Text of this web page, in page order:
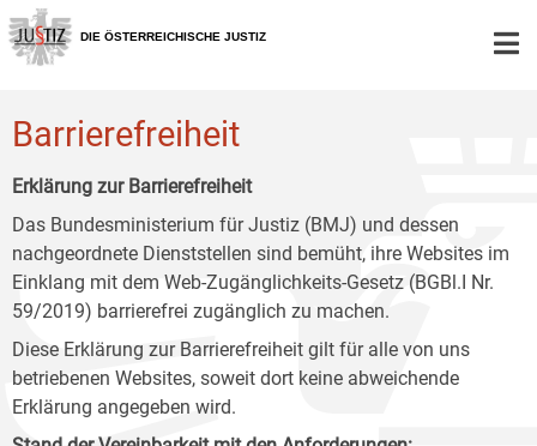
Zur
Hauptnavigation
[1]
Zum
Inhalt
[2]
Zum
Untermenü
[3]
DIE ÖSTERREICHISCHE JUSTIZ
Barrierefreiheit
Erklärung zur Barrierefreiheit
Das Bundesministerium für Justiz (BMJ) und dessen
nachgeordnete Dienststellen sind bemüht, ihre Websites im
Einklang mit dem Web-Zugänglichkeits-Gesetz (BGBl.I Nr.
59/2019) barrierefrei zugänglich zu machen.
Diese Erklärung zur Barrierefreiheit gilt für alle von uns
betriebenen Websites, soweit dort keine abweichende
Erklärung angegeben wird.